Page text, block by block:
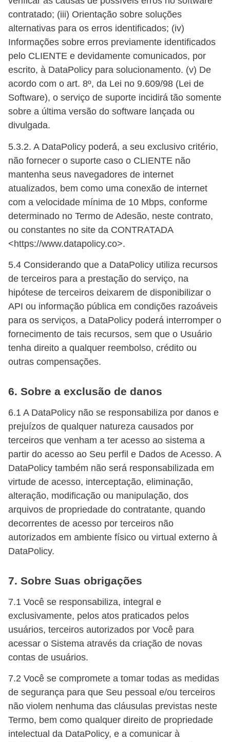
contratado; (iii) Orientação sobre soluções
alternativas para os erros identificados; (iv)
Informações sobre erros previamente identificados
pelo CLIENTE e devidamente comunicados, por
escrito, à DataPolicy para solucionamento. (v) De
acordo com o art. 8º, da Lei no 9.609/98 (Lei de
Software), o serviço de suporte incidirá tão somente
sobre a última versão do software lançada ou
divulgada.
5.3.2. A DataPolicy poderá́, a seu exclusivo critério,
não fornecer o suporte caso o CLIENTE não
mantenha seus navegadores de internet
atualizados, bem como uma conexão de internet
com a velocidade mínima de 10 Mbps, conforme
determinado no Termo de Adesão, neste contrato,
ou constantes no site da CONTRATADA
<https://www.datapolicy.co>.
5.4 Considerando que a DataPolicy utiliza recursos
de terceiros para a prestação do serviço, na
hipótese de terceiros deixarem de disponibilizar o
API ou informação pública em condições razoáveis
para os serviços, a DataPolicy poderá interromper o
fornecimento de tais recursos, sem que o Usuário
tenha direito a qualquer reembolso, crédito ou
outras compensações.
6. Sobre a exclusão de danos
6.1 A DataPolicy não se responsabiliza por danos e
prejuízos de qualquer natureza causados por
terceiros que venham a ter acesso ao sistema a
partir do acesso ao Seu perfil e Dados de Acesso. A
DataPolicy também não será responsabilizada em
virtude de acesso, interceptação, eliminação,
alteração, modificação ou manipulação, dos
arquivos de propriedade do contratante, quando
decorrentes de acesso por terceiros não
autorizados em ambiente físico ou virtual externo à
DataPolicy.
7. Sobre Suas obrigações
7.1 Você se responsabiliza, integral e
exclusivamente, pelos atos praticados pelos
usuários, terceiros autorizados por Você para
acessar o Sistema através da criação de novas
contas de usuários.
7.2 Você se compromete a tomar todas as medidas
de segurança para que Seu pessoal e/ou terceiros
não violem nenhuma das cláusulas previstas neste
Termo, bem como qualquer direito de propriedade
intelectual da DataPolicy, e a comunicar à